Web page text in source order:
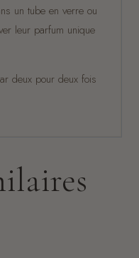
un tube en verre ou
leur parfum unique
deux pour deux fois